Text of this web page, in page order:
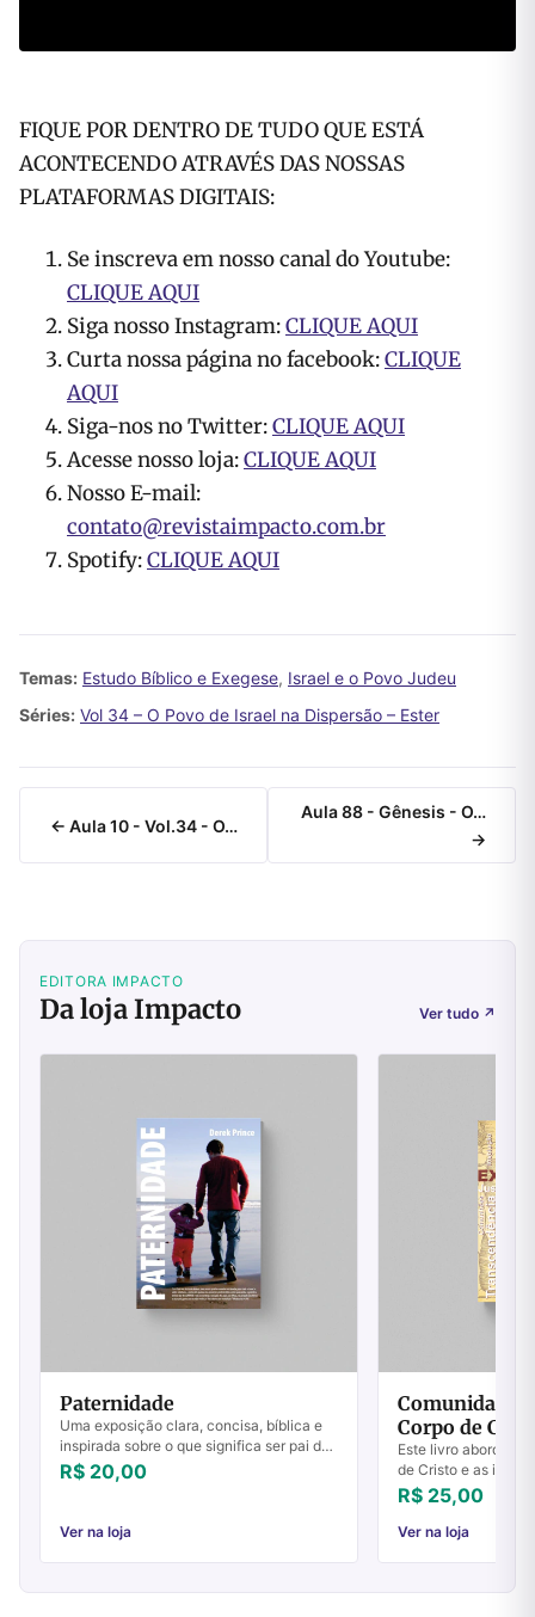
FIQUE POR DENTRO DE TUDO QUE ESTÁ
ACONTECENDO ATRAVÉS DAS NOSSAS
PLATAFORMAS DIGITAIS:
Se inscreva em nosso canal do Youtube:
CLIQUE AQUI
Siga nosso Instagram:CLIQUE AQUI
Curta nossa página no facebook:CLIQUE
AQUI
Siga-nos no Twitter:CLIQUE AQUI
Acesse nosso loja:CLIQUE AQUI
Nosso E-mail:
contato@revistaimpacto.com.br
Spotify:CLIQUE AQUI
Temas: Estudo Bíblico e Exegese, Israel e o Povo Judeu
Séries: Vol 34 – O Povo de Israel na Dispersão – Ester
← Aula 10 - Vol.34 - O…
Aula 88 - Gênesis - O…
→
EDITORA IMPACTO
Da loja Impacto Ver tudo ↗
Paternidade
Uma exposição clara, concisa, bíblica e
inspirada sobre o que significa ser pai do
ponto de vista de Deus. Um clássico
indispensável para todos os pais, jove...
R$ 20,00
Ver na loja
Comunidade,
Corpo de
Este livro aborda a
de Cristo e as
numa tentativa de
a distinção entre
R$ 25,00
Ver na loja